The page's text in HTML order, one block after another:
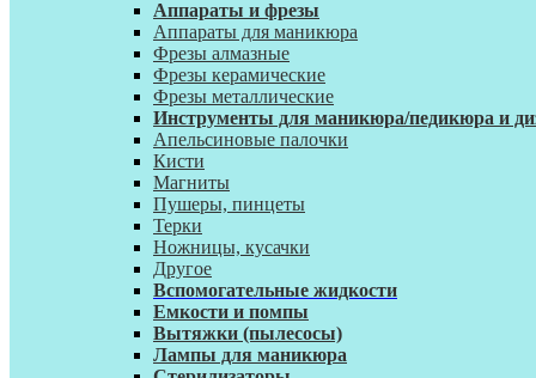
Аппараты и фрезы
Аппараты для маникюра
Фрезы алмазные
Фрезы керамические
Фрезы металлические
Инструменты для маникюра/педикюра и
Апельсиновые палочки
Кисти
Магниты
Пушеры, пинцеты
Терки
Ножницы, кусачки
Другое
Вспомогательные жидкости
Емкости и помпы
Вытяжки (пылесосы)
Лампы для маникюра